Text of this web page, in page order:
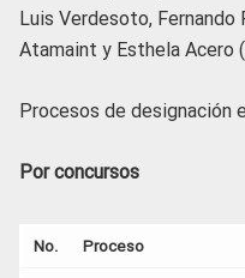
Luis Verdesoto, Fernando
Atamaint y Esthela Acero
Procesos de designación
Por concursos
No. Proceso